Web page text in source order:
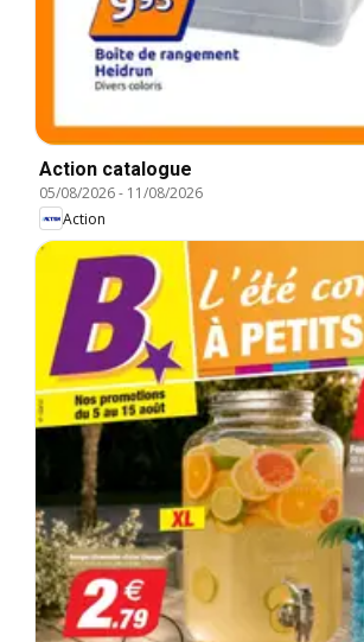
Action catalogue
05/08/2026- 11/08/2026
Action